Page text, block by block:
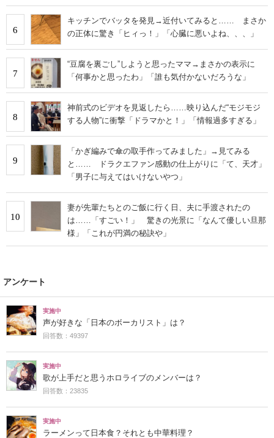
6
キッチンでバッタを発見→近付いてみると…… まさか
の正体に驚き「ヒィっ！」「心臓に悪いよね、、、」
7
“豆腐を裏ごし”しようと思ったママ→まさかの表示に
「何事かと思ったわ」「誰も気付かないだろうな」
8
神前式のビデオを見返したら……映り込んだ“モジモジ
する人物”に衝撃「ドラマかと！」「情報過多すぎる」
9
「かぎ編みで傘の取手作ってみました」→見てみる
と…… ドラクエファン感動の仕上がりに「て、天才」
「男子に与えてはいけないやつ」
10
妻が先輩たちとのご飯に行く日、夫に手渡されたの
は……「すごい！」 驚きの光景に「なんて優しい旦那
様」「これが円満の秘訣や」
アンケート
実施中
声が好きな「日本のボーカリスト」は？
回答数：49397
実施中
歌が上手だと思うホロライブのメンバーは？
回答数：23835
実施中
ラーメンって日本食？それとも中華料理？